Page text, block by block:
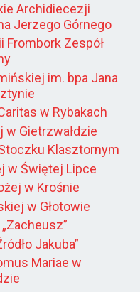
Archidiecezji
Jerzego Górnego
Zespół
im. bpa Jana
w Rybakach
w Gietrzwałdzie
Klasztornym
w Świętej Lipce
w Krośnie
w Głotowie
Jakuba”
Mariae w